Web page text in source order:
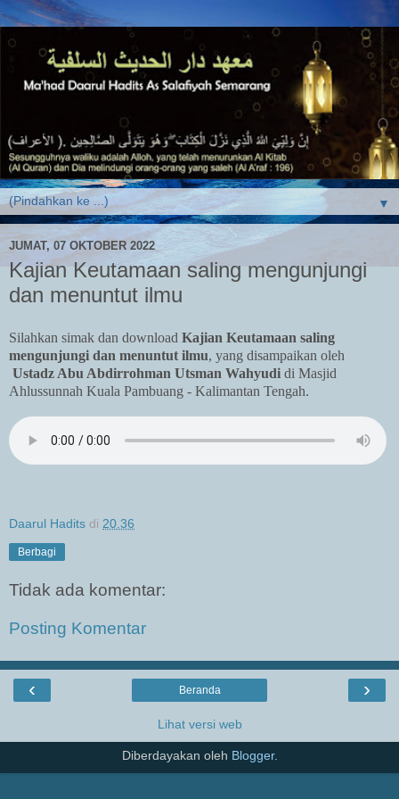
▼
JUMAT, 07 OKTOBER 2022
Kajian Keutamaan saling mengunjungi
dan menuntut ilmu
Silahkan simak dan download Kajian Keutamaan saling
mengunjungi dan menuntut ilmu, yang disampaikan oleh
Ustadz Abu Abdirrohman Utsman Wahyudi di Masjid
Ahlussunnah Kuala Pambuang - Kalimantan Tengah.
Daarul Hadits di 20.36
Berbagi
Tidak ada komentar:
Posting Komentar
‹ ›
Beranda
Lihat versi web
Diberdayakan oleh Blogger.